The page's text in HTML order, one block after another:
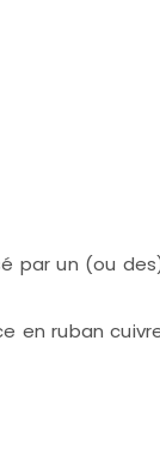
par un (ou
ruban